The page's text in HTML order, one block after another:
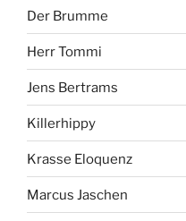
Der Brumme
Herr Tommi
Jens Bertrams
Killerhippy
Krasse Eloquenz
Marcus Jaschen